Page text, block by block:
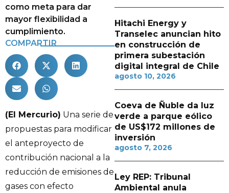
como meta para dar
mayor flexibilidad a
cumplimiento.
COMPARTIR
(El Mercurio) Una serie de
propuestas para modificar
el anteproyecto de
contribución nacional a la
reducción de emisiones de
gases con efecto
Hitachi Energy y
Transelec anuncian hito
en construcción de
primera subestación
digital integral de Chile
agosto 10, 2026
Coeva de Ñuble da luz
verde a parque eólico
de US$172 millones de
inversión
agosto 7, 2026
Ley REP: Tribunal
Ambiental anula